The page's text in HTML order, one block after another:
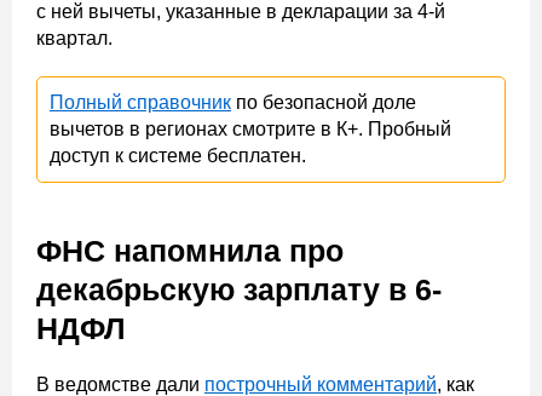
с ней вычеты, указанные в декларации за 4-й
квартал.
Полный справочник по безопасной доле
вычетов в регионах смотрите в К+. Пробный
доступ к системе бесплатен.
ФНС напомнила про
декабрьскую зарплату в 6-
НДФЛ
В ведомстве дали построчный комментарий, как